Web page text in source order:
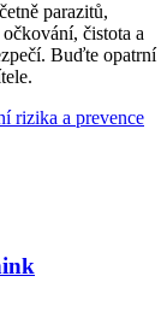
parazitů,
čistota a
Buďte opatrní
rizika a prevence